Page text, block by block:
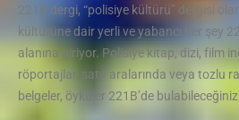
221B dergi, “polisiye kültürü” dergisi
kültürüne dair yerli ve yabancı her şey
alanına giriyor. Polisiye kitap, dizi, film
röportajlar, satır aralarında veya tozlu
belgeler, öyküler 221B’de